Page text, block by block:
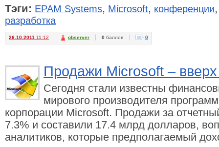
Тэги: EPAM Systems, Microsoft, конференции
разработка
26.10.2011 11:12 observer 0 баллов 0
Продажи Microsoft – вверх
Сегодня стали известны
мирового производителя
корпорации Microsoft. Продажи за
7.3% и составили 17.4 млрд долларов,
аналитиков, которые предполагаемый